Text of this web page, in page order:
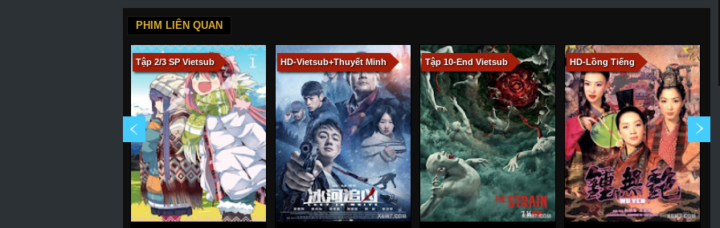
PHIM LIÊN QUAN
Tập 2/3 SP Vietsub HD-Vietsub+Thuyết Minh Tập 10-End Vietsub HD-Lồng Tiếng